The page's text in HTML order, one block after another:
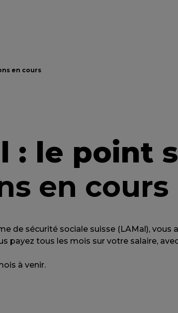
en cours
: le point
en cours
de sécurité sociale suisse (LAMal), vous
payez tous les mois sur votre salaire,
à venir.